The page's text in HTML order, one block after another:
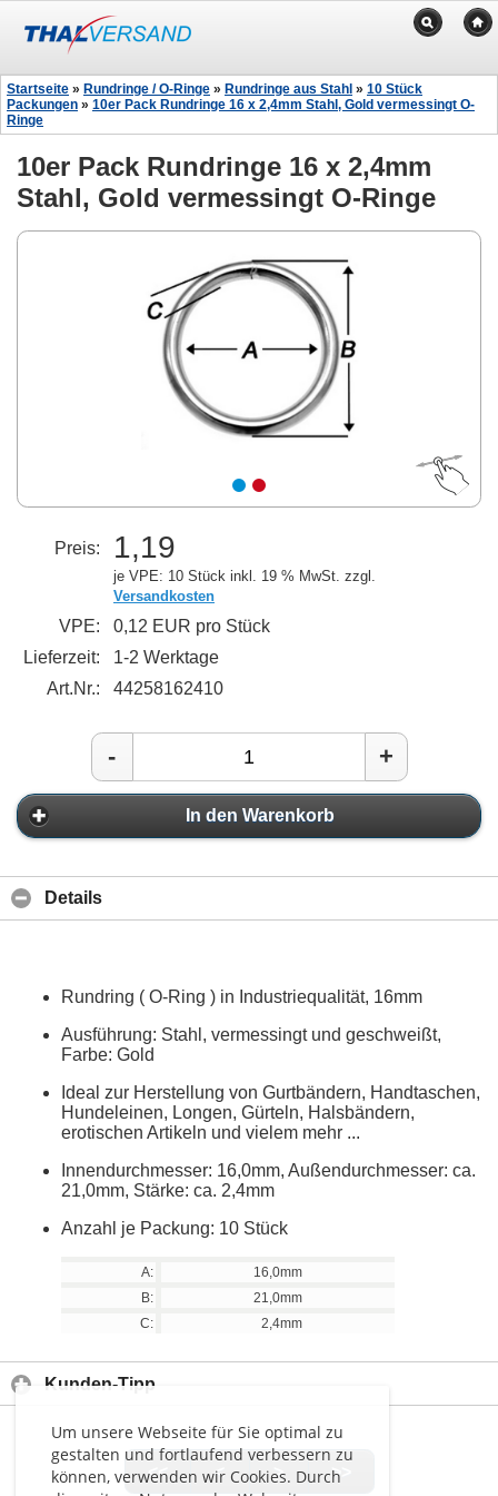
Um unsere Webseite für Sie optimal zu
gestalten und fortlaufend verbessern zu
können, verwenden wir Cookies. Durch
Startseite » Rundringe / O-Ringe » Rundringe aus Stahl » 10 Stück
Packungen » 10er Pack Rundringe 16 x 2,4mm Stahl, Gold vermessingt O-
Ringe
10er Pack Rundringe 16 x 2,4mm
Stahl, Gold vermessingt O-Ringe
Preis: 1,19
je VPE: 10 Stück inkl. 19 % MwSt. zzgl.
Versandkosten
VPE:
0,12 EUR pro Stück
Lieferzeit:
1-2 Werktage
Art.Nr.:
44258162410
- +
In den Warenkorb
Details
Rundring ( O-Ring ) in Industriequalität, 16mm
Ausführung: Stahl, vermessingt und geschweißt,
Farbe: Gold
Ideal zur Herstellung von Gurtbändern, Handtaschen,
Hundeleinen, Longen, Gürteln, Halsbändern,
erotischen Artikeln und vielem mehr ...
Innendurchmesser: 16,0mm, Außendurchmesser: ca.
21,0mm, Stärke: ca. 2,4mm
Anzahl je Packung: 10 Stück
A:
16,0mm
B:
21,0mm
C:
2,4mm
Kunden-Tipp
<< < > >>